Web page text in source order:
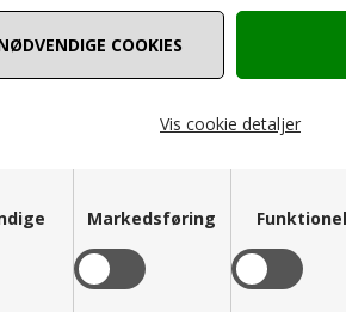
Vis cookie detaljer
Markedsføring
Få fat i denne fantastiske
blive beundret for din
i følgende
NYHED